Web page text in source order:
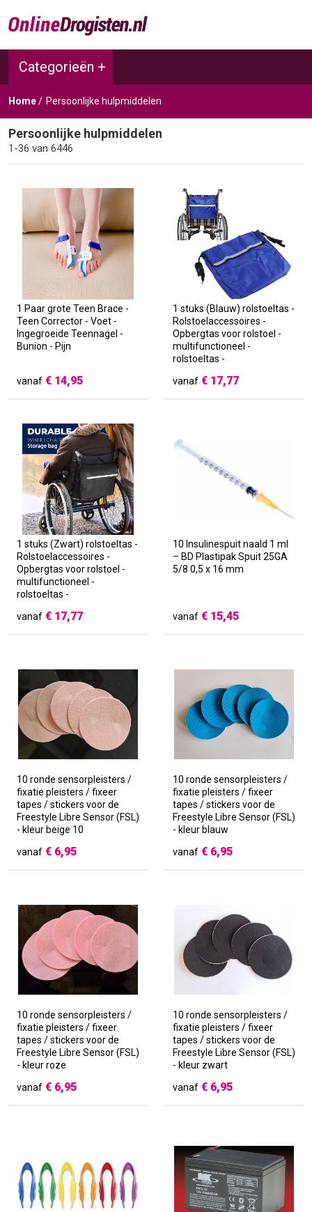
Categorieën +
Home Persoonlijke hulpmiddelen
Persoonlijke hulpmiddelen
1-36 van 6446
1 Paar grote Teen Brace -
Teen Corrector - Voet -
Ingegroeide Teennagel -
Bunion - Pijn
vanaf € 14,95
1 stuks (Blauw) rolstoeltas -
Rolstoelaccessoires -
Opbergtas voor rolstoel -
multifunctioneel -
rolstoeltas -
rolstoelen - Rollator
vanaf € 17,77
1 stuks (Zwart) rolstoeltas -
Rolstoelaccessoires -
Opbergtas voor rolstoel -
multifunctioneel -
rolstoeltas -
rolstoelen - Rollator
vanaf € 17,77
10 Insulinespuit naald 1 ml
– BD Plastipak Spuit 25GA
5/8 0,5 x 16 mm
vanaf € 15,45
10 ronde sensorpleisters /
fixatie pleisters / fixeer
tapes / stickers voor de
Freestyle Libre Sensor (FSL)
- kleur beige 10
vanaf € 6,95
10 ronde sensorpleisters /
fixatie pleisters / fixeer
tapes / stickers voor de
Freestyle Libre Sensor (FSL)
- kleur blauw
vanaf € 6,95
10 ronde sensorpleisters /
fixatie pleisters / fixeer
tapes / stickers voor de
Freestyle Libre Sensor (FSL)
- kleur roze
vanaf € 6,95
10 ronde sensorpleisters /
fixatie pleisters / fixeer
tapes / stickers voor de
Freestyle Libre Sensor (FSL)
- kleur zwart
vanaf € 6,95